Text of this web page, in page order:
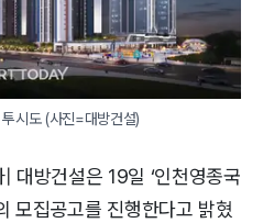
시도 (사진=대방건설)
대방건설은 19일 ‘인천영종국
모집공고를 진행한다고 밝혔